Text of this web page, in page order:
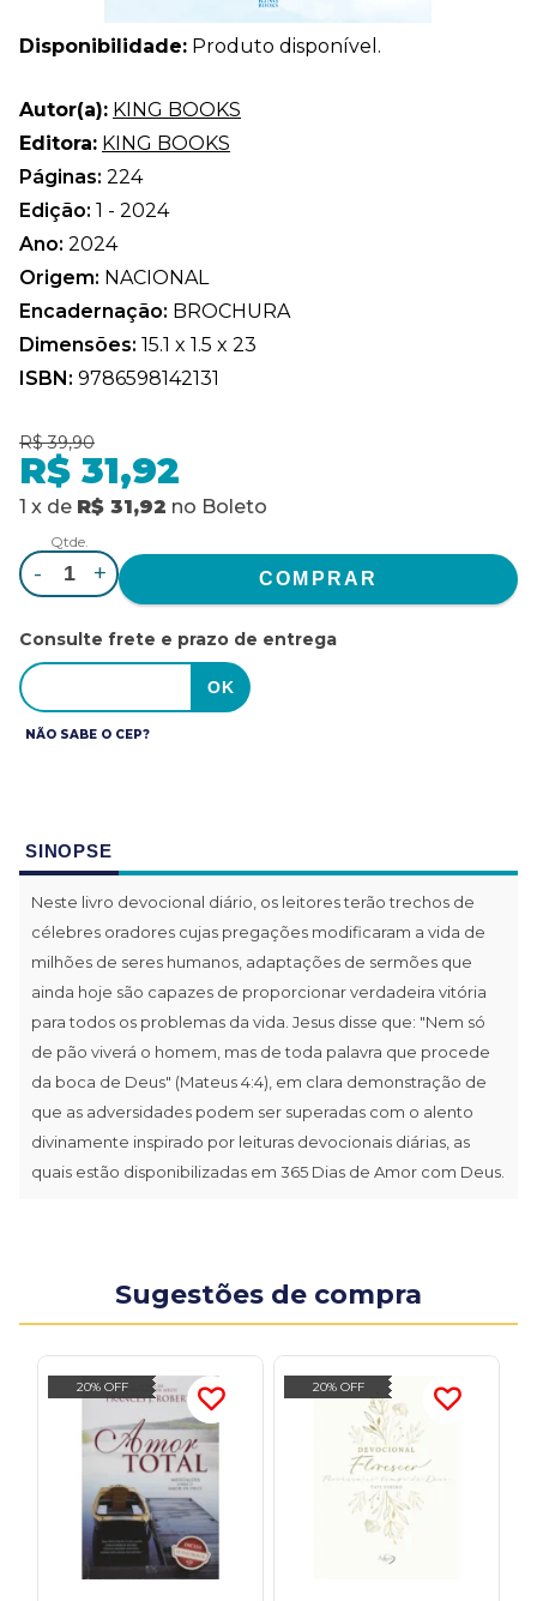
Disponibilidade: Produto disponível.
Autor(a): KING BOOKS
Editora: KING BOOKS
Páginas: 224
Edição: 1 - 2024
Ano: 2024
Origem: NACIONAL
Encadernação: BROCHURA
Dimensões: 15.1 x 1.5 x 23
ISBN: 9786598142131
R$ 39,90
R$ 31,92
1 x de R$ 31,92 no Boleto
Qtde.
- +
Consulte frete e prazo de entrega
NÃO SABE O CEP?
SINOPSE
Neste livro devocional diário, os leitores terão trechos de
célebres oradores cujas pregações modificaram a vida de
milhões de seres humanos, adaptações de sermões que
ainda hoje são capazes de proporcionar verdadeira vitória
para todos os problemas da vida. Jesus disse que: "Nem só
de pão viverá o homem, mas de toda palavra que procede
da boca de Deus" (Mateus 4:4), em clara demonstração de
que as adversidades podem ser superadas com o alento
divinamente inspirado por leituras devocionais diárias, as
quais estão disponibilizadas em 365 Dias de Amor com Deus.
Sugestões de compra
20% OFF 20% OFF